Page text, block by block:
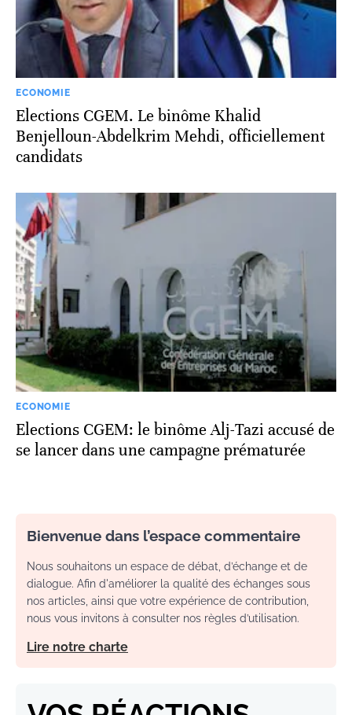
ECONOMIE
Elections CGEM. Le binôme Khalid
Benjelloun-Abdelkrim Mehdi, officiellement
candidats
ECONOMIE
Elections CGEM: le binôme Alj-Tazi accusé de
se lancer dans une campagne prématurée
Bienvenue dans l’espace commentaire
Nous souhaitons un espace de débat, d’échange et de
dialogue. Afin d'améliorer la qualité des échanges sous
nos articles, ainsi que votre expérience de contribution,
nous vous invitons à consulter nos règles d’utilisation.
Lire notre charte